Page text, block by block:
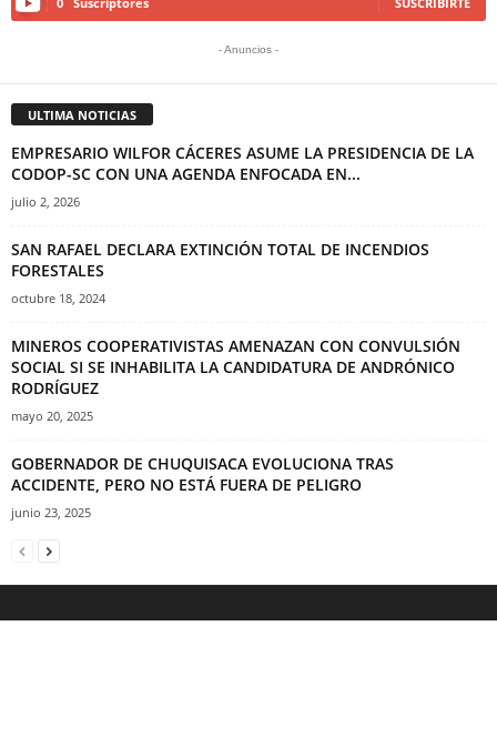
- Anuncios -
ULTIMA NOTICIAS
EMPRESARIO WILFOR CÁCERES ASUME LA PRESIDENCIA DE LA
CODOP-SC CON UNA AGENDA ENFOCADA EN...
julio 2, 2026
SAN RAFAEL DECLARA EXTINCIÓN TOTAL DE INCENDIOS
FORESTALES
octubre 18, 2024
MINEROS COOPERATIVISTAS AMENAZAN CON CONVULSIÓN
SOCIAL SI SE INHABILITA LA CANDIDATURA DE ANDRÓNICO
RODRÍGUEZ
mayo 20, 2025
GOBERNADOR DE CHUQUISACA EVOLUCIONA TRAS
ACCIDENTE, PERO NO ESTÁ FUERA DE PELIGRO
junio 23, 2025